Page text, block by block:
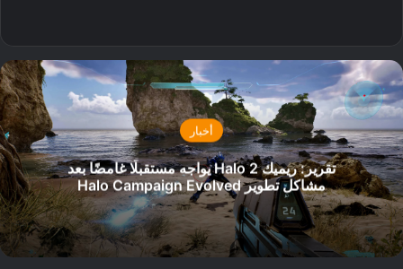
أخبار
تقرير: ريميك Halo 2 يواجه مستقبلًا غامضًا بعد
مشاكل تطوير Halo Campaign Evolved